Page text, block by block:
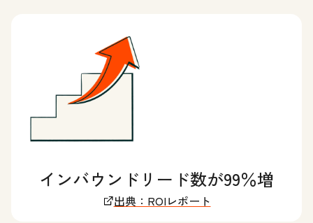
インバウンドリード数が99％増
出典：ROIレポート